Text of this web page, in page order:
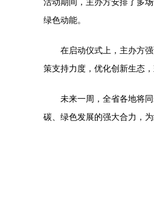
绿色动能。
在启动仪式上，主办方
策支持力度，优化创新生态
未来一周，全省各地将
碳、绿色发展的强大合力，